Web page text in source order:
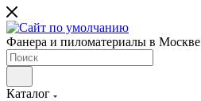
Фанера и пиломатериалы в Москве
Каталог